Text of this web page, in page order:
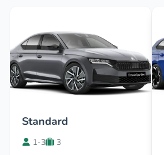
Standard
1-3
3